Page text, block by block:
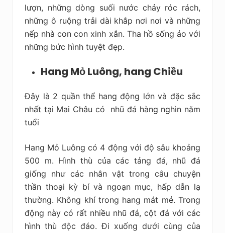
lượn, những dòng suối nước chảy róc rách,
những ô ruộng trải dài khắp nơi nơi và những
nếp nhà con con xinh xắn. Tha hồ sống ảo với
những bức hình tuyệt đẹp.
Hang Mỏ Luông, hang Chiều
Đây là 2 quần thể hang động lớn và đặc sắc
nhất tại Mai Châu có nhũ đá hàng nghìn năm
tuổi
Hang Mỏ Luông có 4 động với độ sâu khoảng
500 m. Hình thù của các tảng đá, nhũ đá
giống như các nhân vật trong câu chuyện
thần thoại kỳ bí và ngoạn mục, hấp dẫn lạ
thường. Không khí trong hang mát mẻ. Trong
động này có rất nhiều nhũ đá, cột đá với các
hình thù độc đáo. Đi xuống dưới cùng của